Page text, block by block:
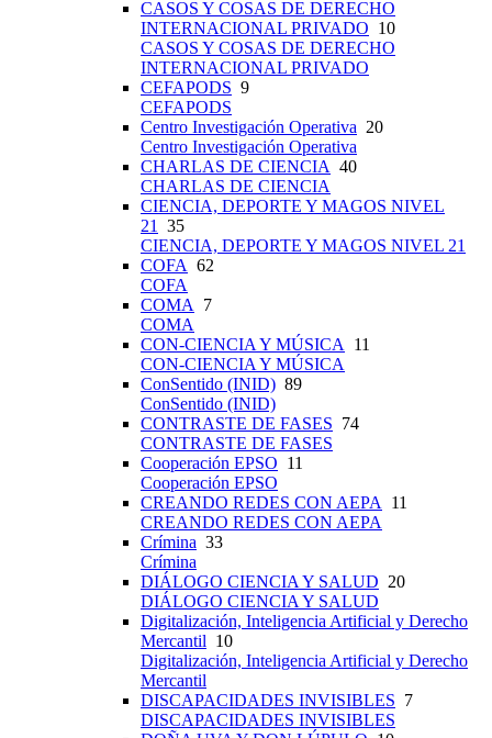
CASOS Y COSAS DE DERECHO
INTERNACIONAL PRIVADO 10
CASOS Y COSAS DE DERECHO
INTERNACIONAL PRIVADO
CEFAPODS 9
CEFAPODS
Centro Investigación Operativa 20
Centro Investigación Operativa
CHARLAS DE CIENCIA 40
CHARLAS DE CIENCIA
CIENCIA, DEPORTE Y MAGOS NIVEL
21 35
CIENCIA, DEPORTE Y MAGOS NIVEL 21
COFA 62
COFA
COMA 7
COMA
CON-CIENCIA Y MÚSICA 11
CON-CIENCIA Y MÚSICA
ConSentido (INID) 89
ConSentido (INID)
CONTRASTE DE FASES 74
CONTRASTE DE FASES
Cooperación EPSO 11
Cooperación EPSO
CREANDO REDES CON AEPA 11
CREANDO REDES CON AEPA
Crímina 33
Crímina
DIÁLOGO CIENCIA Y SALUD 20
DIÁLOGO CIENCIA Y SALUD
Digitalización, Inteligencia Artificial y Derecho
Mercantil 10
Digitalización, Inteligencia Artificial y Derecho
Mercantil
DISCAPACIDADES INVISIBLES 7
DISCAPACIDADES INVISIBLES